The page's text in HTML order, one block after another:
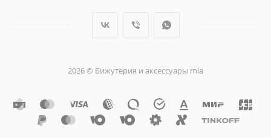
2026 © Бижутерия и аксессуары mia